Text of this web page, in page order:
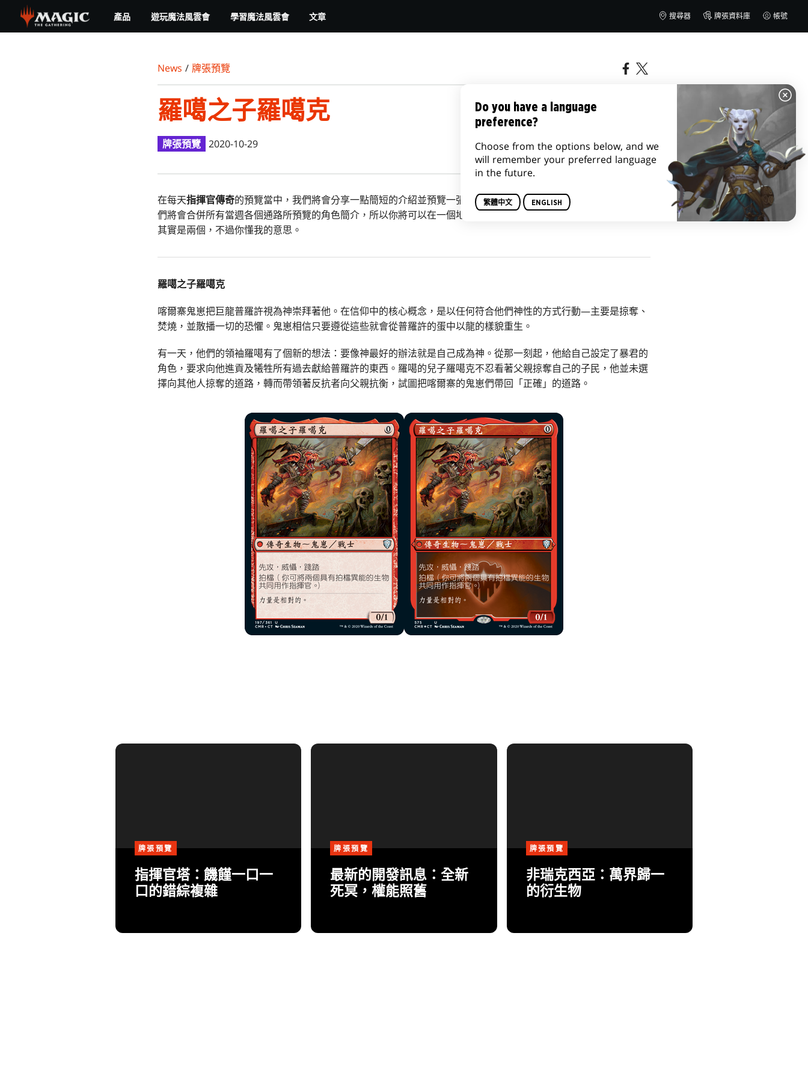
main
產品 遊玩魔法風雲會 學習魔法風雲會 文章 搜尋器 牌張資料庫 帳號
News / 牌張預覽
羅噶之子羅噶克
牌張預覽 2020-10-29
在每天指揮官傳奇的預覽當中，我們將會分享一點簡短的介紹並預覽一張新牌。接著在十月 30 日跟十一月 6 日，我
們將會合併所有當週各個通路所預覽的角色簡介，所以你將可以在一個地方同時知道系列中的每個「傳奇」—好吧，
其實是兩個，不過你懂我的意思。
羅噶之子羅噶克
喀爾寨鬼崽把巨龍普羅許視為神崇拜著他。在信仰中的核心概念，是以任何符合他們神性的方式行動—主要是掠奪、
焚燒，並散播一切的恐懼。鬼崽相信只要遵從這些就會從普羅許的蛋中以龍的樣貌重生。
有一天，他們的領袖羅噶有了個新的想法：要像神最好的辦法就是自己成為神。從那一刻起，他給自己設定了暴君的
角色，要求向他進貢及犧牲所有過去獻給普羅許的東西。羅噶的兒子羅噶克不忍看著父親掠奪自己的子民，他並未選
擇向其他人掠奪的道路，轉而帶領著反抗者向父親抗衡，試圖把喀爾寨的鬼崽們帶回「正確」的道路。
牌張預覽
指揮官塔：饑饉一口一
口的錯綜複雜
牌張預覽
最新的開發訊息：全新
死冥，權能照舊
牌張預覽
非瑞克西亞：萬界歸一
的衍生物
Do you have a language
preference?
Choose from the options below, and we
will remember your preferred language
in the future.
繁體中文 ENGLISH